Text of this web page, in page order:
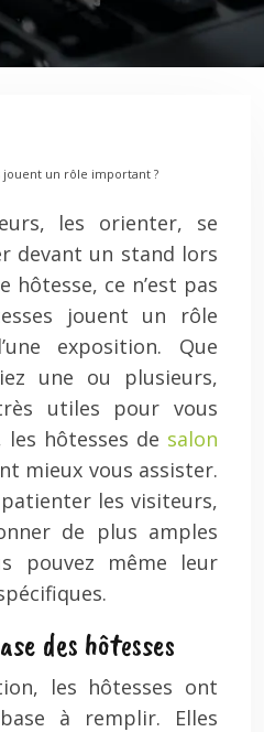
jouent un rôle important ?
les orienter, se
devant un stand lors
hôtesse, ce n’est pas
jouent un rôle
exposition. Que
une ou plusieurs,
utiles pour vous
hôtesses de salon
mieux vous assister.
les visiteurs,
de plus amples
pouvez même leur
des hôtesses
les hôtesses ont
à remplir. Elles